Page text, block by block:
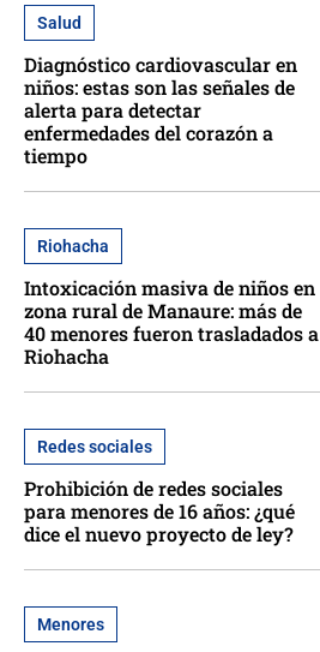
Salud
Diagnóstico cardiovascular en
niños: estas son las señales de
alerta para detectar
enfermedades del corazón a
tiempo
Riohacha
Intoxicación masiva de niños en
zona rural de Manaure: más de
40 menores fueron trasladados a
Riohacha
Redes sociales
Prohibición de redes sociales
para menores de 16 años: ¿qué
dice el nuevo proyecto de ley?
Menores